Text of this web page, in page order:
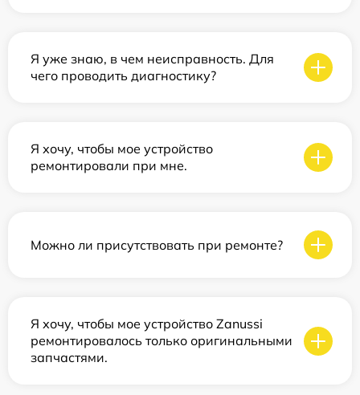
Я уже знаю, в чем неисправность. Для
чего проводить диагностику?
Я хочу, чтобы мое устройство
ремонтировали при мне.
Можно ли присутствовать при ремонте?
Я хочу, чтобы мое устройство Zanussi
ремонтировалось только оригинальными
запчастями.